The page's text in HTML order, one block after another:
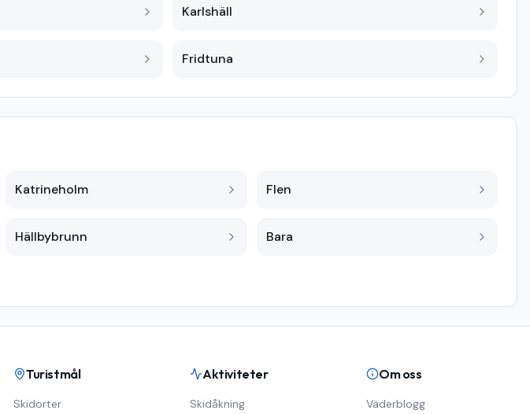
Karlshäll
Fridtuna
Katrineholm Flen
Hällbybrunn Bara
Turistmål
Skidorter
Aktiviteter
Skidåkning
Om oss
Väderblogg